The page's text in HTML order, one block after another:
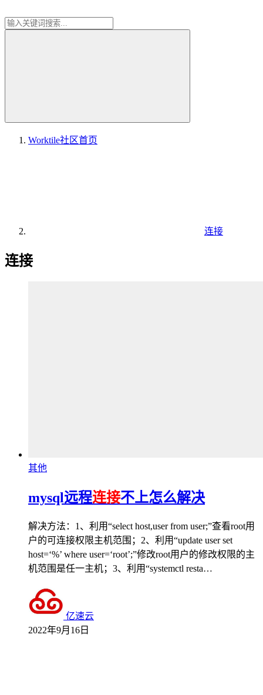
Worktile社区首页
连接
连接
其他
mysql远程连接不上怎么解决
解决方法：1、利用“select host,user from user;”查看root用
户的可连接权限主机范围；2、利用“update user set
host=‘%’ where user=‘root’;”修改root用户的修改权限的主
机范围是任一主机；3、利用“systemctl resta…
亿速云
2022年9月16日